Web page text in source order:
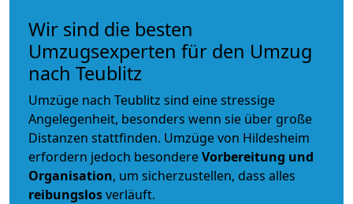
Wir sind die besten
Umzugsexperten für den Umzug
nach Teublitz
Umzüge nach Teublitz sind eine stressige
Angelegenheit, besonders wenn sie über große
Distanzen stattfinden. Umzüge von Hildesheim
erfordern jedoch besondereVorbereitung und
Organisation, um sicherzustellen, dass alles
reibungslosverläuft.